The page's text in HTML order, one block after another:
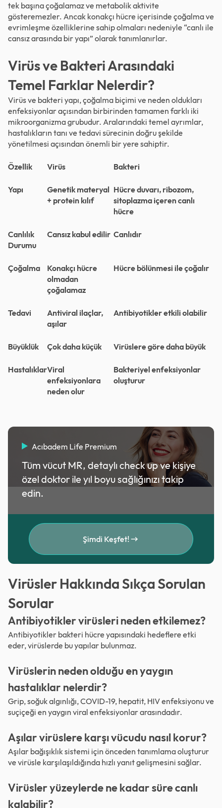
tek başına çoğalamaz ve metabolik aktivite
gösteremezler. Ancak konakçı hücre içerisinde çoğalma ve
evrimleşme özelliklerine sahip olmaları nedeniyle “canlı ile
cansız arasında bir yapı” olarak tanımlanırlar.
Virüs ve Bakteri Arasındaki
Temel Farklar Nelerdir?
Virüs ve bakteri yapı, çoğalma biçimi ve neden oldukları
enfeksiyonlar açısından birbirinden tamamen farklı iki
mikroorganizma grubudur. Aralarındaki temel ayrımlar,
hastalıkların tanı ve tedavi sürecinin doğru şekilde
yönetilmesi açısından önemli bir yere sahiptir.
Özellik Virüs Bakteri
Yapı
Genetik materyal
+ protein kılıf
Hücre duvarı, ribozom,
sitoplazma içeren canlı
hücre
Canlılık
Durumu
Cansız kabul edilir Canlıdır
Çoğalma
Konakçı hücre
olmadan
çoğalamaz
Hücre bölünmesi ile çoğalır
Tedavi
Antiviral ilaçlar,
aşılar
Antibiyotikler etkili olabilir
Büyüklük Çok daha küçük Virüslere göre daha büyük
HastalıklarViral
enfeksiyonlara
neden olur
Bakteriyel enfeksiyonlar
oluşturur
Acıbadem Life Premium
Tüm vücut MR, detaylı check up ve kişiye
özel doktor ile yıl boyu sağlığınızı takip
edin.
Şimdi Keşfet!
Virüsler Hakkında Sıkça Sorulan
Sorular
Antibiyotikler virüsleri neden etkilemez?
Antibiyotikler bakteri hücre yapısındaki hedeflere etki
eder, virüslerde bu yapılar bulunmaz.
Virüslerin neden olduğu en yaygın
hastalıklar nelerdir?
Grip, soğuk algınlığı, COVID-19, hepatit, HIV enfeksiyonu ve
suçiçeği en yaygın viral enfeksiyonlar arasındadır.
Aşılar virüslere karşı vücudu nasıl korur?
Aşılar bağışıklık sistemi için önceden tanımlama oluşturur
ve virüsle karşılaşıldığında hızlı yanıt gelişmesini sağlar.
Virüsler yüzeylerde ne kadar süre canlı
kalabilir?